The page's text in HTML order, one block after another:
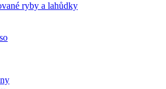
ryby a lahůdky